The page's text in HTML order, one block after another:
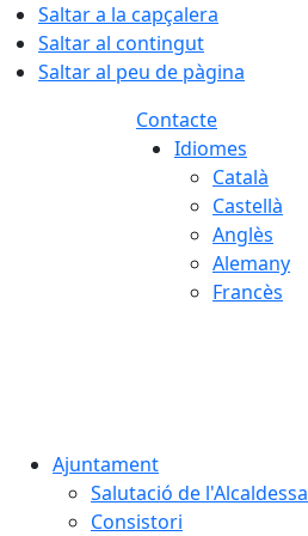
Saltar a la capçalera
Saltar al contingut
Saltar al peu de pàgina
Contacte
Idiomes
Català
Castellà
Anglès
Alemany
Francès
Ajuntament
Salutació de l'Alcaldessa
Consistori